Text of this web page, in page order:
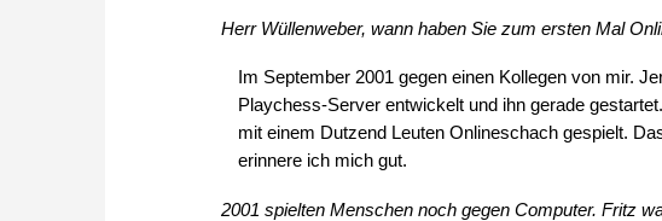
Herr Wüllenweber, wann haben Sie zum ersten Mal
Im September 2001 gegen einen Kollegen von mir.
Playchess-Server entwickelt und ihn gerade
mit einem Dutzend Leuten Onlineschach gespielt.
erinnere ich mich gut.
2001 spielten Menschen noch gegen Computer. Fritz